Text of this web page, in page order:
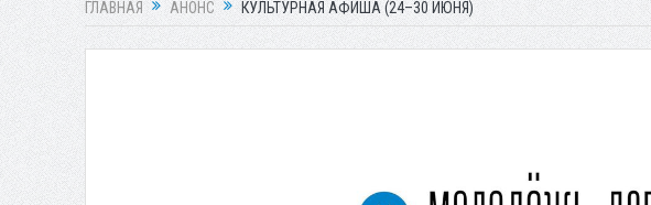
ГЛАВНАЯ АНОНС КУЛЬТУРНАЯ АФИША (24–30 ИЮНЯ)